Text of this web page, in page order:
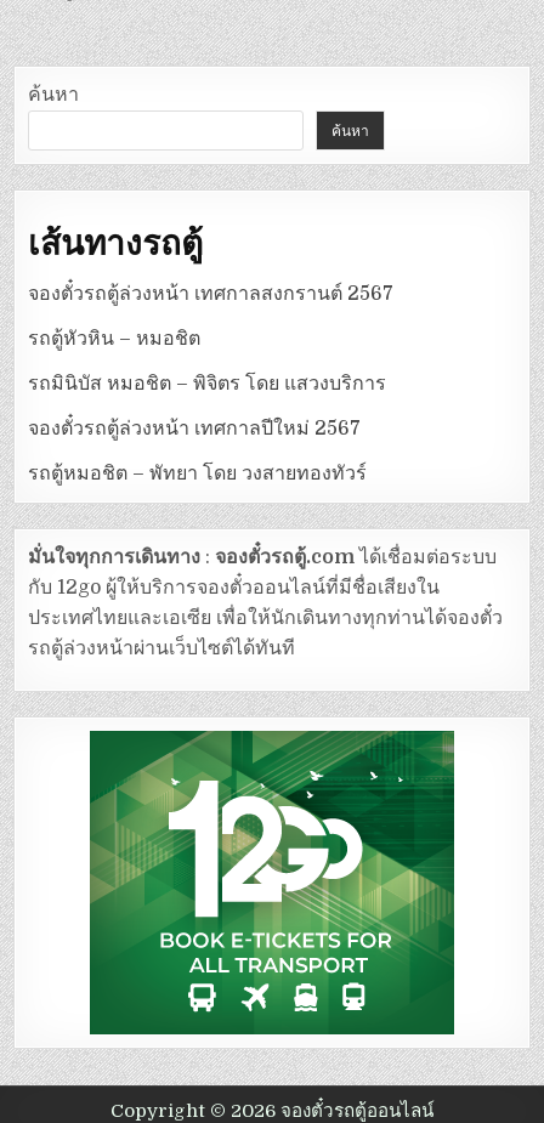
เรื่อง
ค้นหา
ค้นหา
เส้นทางรถตู้
จองตั๋วรถตู้ล่วงหน้า เทศกาลสงกรานต์ 2567
รถตู้หัวหิน – หมอชิต
รถมินิบัส หมอชิต – พิจิตร โดย แสวงบริการ
จองตั๋วรถตู้ล่วงหน้า เทศกาลปีใหม่ 2567
รถตู้หมอชิต – พัทยา โดย วงสายทองทัวร์
มั่นใจทุกการเดินทาง :จองตั๋วรถตู้.comได้เชื่อมต่อระบบ
กับ 12go ผู้ให้บริการจองตั๋วออนไลน์ที่มีชื่อเสียงใน
ประเทศไทยและเอเซีย เพื่อให้นักเดินทางทุกท่านได้จองตั๋ว
รถตู้ล่วงหน้าผ่านเว็บไซต์ได้ทันที
Copyright © 2026 จองตั๋วรถตู้ออนไลน์